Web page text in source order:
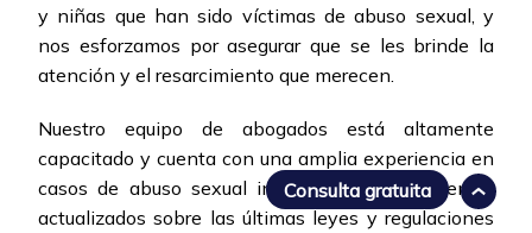
y niñas que han sido víctimas de abuso sexual, y
nos esforzamos por asegurar que se les brinde la
atención y el resarcimiento que merecen.
Nuestro equipo de abogados está altamente
capacitado y cuenta con una amplia experiencia en
casos de abuso sexual infantil. Nos mantenemos
actualizados sobre las últimas leyes y regulaciones
Consulta gratuita